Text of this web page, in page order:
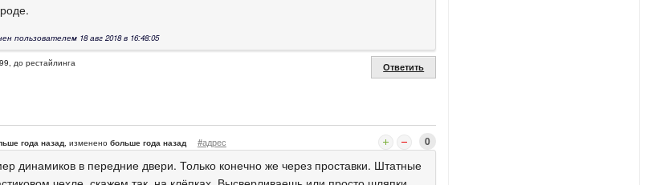
пользователем 18 авг 2018 в 16:48:05
до рестайлинга Ответить
года назад, изменено больше года назад #адрес 0
динамиков в передние двери. Только конечно же через проставки. Штатные